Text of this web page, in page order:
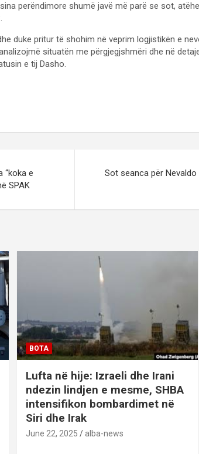
perëndimore shumë javë më parë se sot,
duke pritur të shohim në veprim logjistikën e
situatën me përgjegjshmëri dhe në
e tij Dasho.
“koka e
SPAK
Sot seanca për
BOTA
Lufta në hije: Izraeli dhe Irani
ndezin lindjen e mesme, SHBA
intensifikon bombardimet në
Siri dhe Irak
June 22, 2025 alba-news